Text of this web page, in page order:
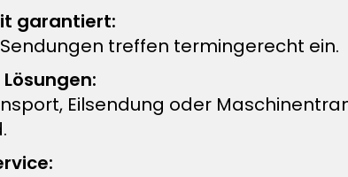
garantiert:
Sendungen treffen termingerecht ein.
Eilsendung oder